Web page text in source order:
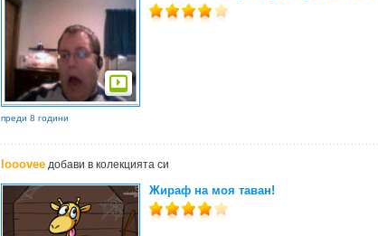
преди 8 години
loooveeдобави в колекцията си
Жираф на моя таван!